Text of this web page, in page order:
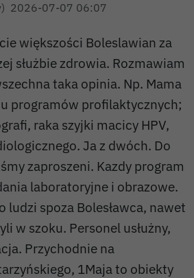
2026-07-07 06:07
większości Boleslawian za
służbie zdrowia. Rozmawiam
taka opinia. Np. Mama
programów profilaktycznych;
raka szyjki macicy HPV,
Ja z dwóch. Do
zaproszeni. Kazdy program
laboratoryjne i obrazowe.
ludzi spoza Bolesławca, nawet
w szoku. Personel usłużny,
Przychodnie na
1Maja to obiekty